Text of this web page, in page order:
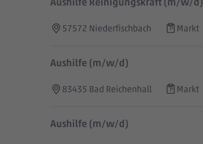
57572 Niederfischbach Markt
Aushilfe (m/w/d)
83435 Bad Reichenhall Markt
Aushilfe (m/w/d)